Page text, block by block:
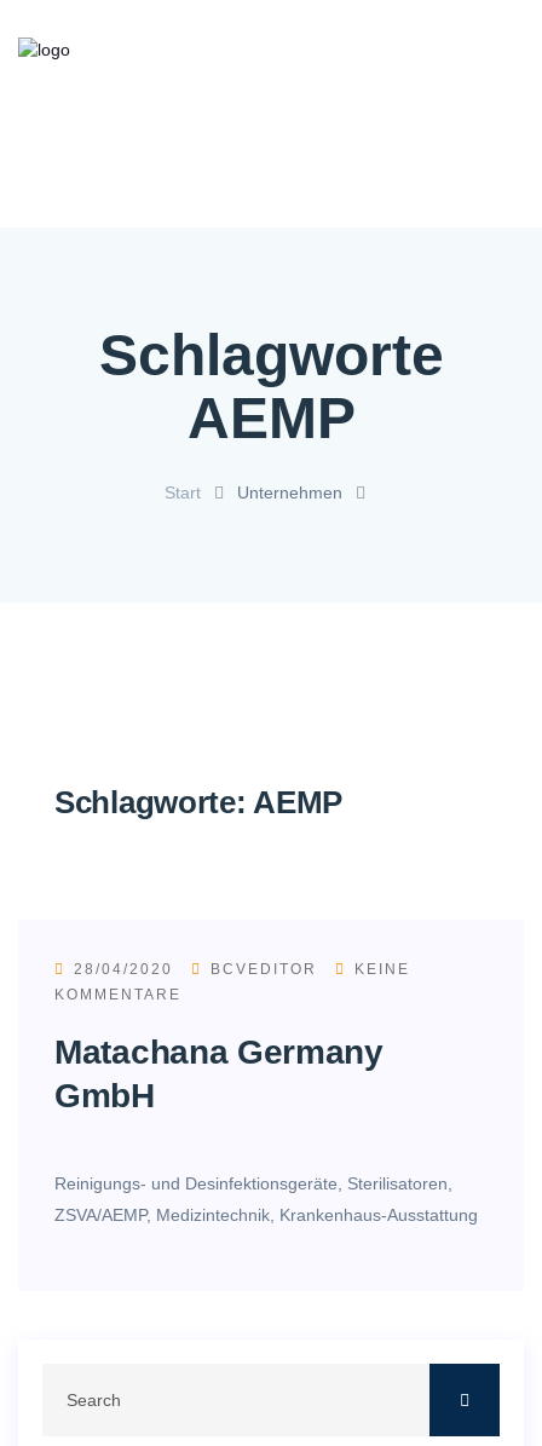
Schlagworte
AEMP
Start Unternehmen
Schlagworte: AEMP
28/04/2020 BCVEDITOR
KEINE
KOMMENTARE
Matachana Germany
GmbH
Reinigungs- und Desinfektionsgeräte, Sterilisatoren,
ZSVA/AEMP, Medizintechnik, Krankenhaus-Ausstattung